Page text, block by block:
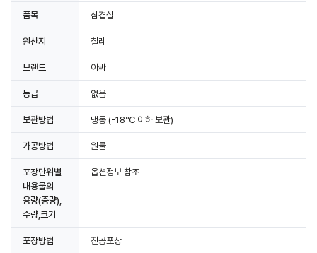
품목 삼겹살
원산지 칠레
브랜드 아싸
등급 없음
보관방법 냉동 (-18℃ 이하 보관)
가공방법 원물
포장단위별
내용물의
용량(중량),
수량,크기
옵션정보 참조
포장방법 진공포장